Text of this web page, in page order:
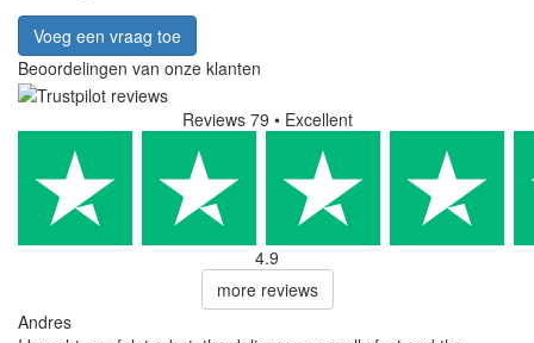
Voeg een vraag toe
Beoordelingen van onze klanten
Reviews 79 • Excellent
4.9
more reviews
Andres